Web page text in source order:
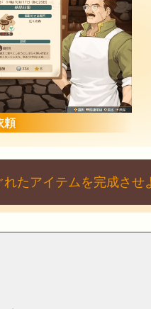
頼
たアイテムを完成させ